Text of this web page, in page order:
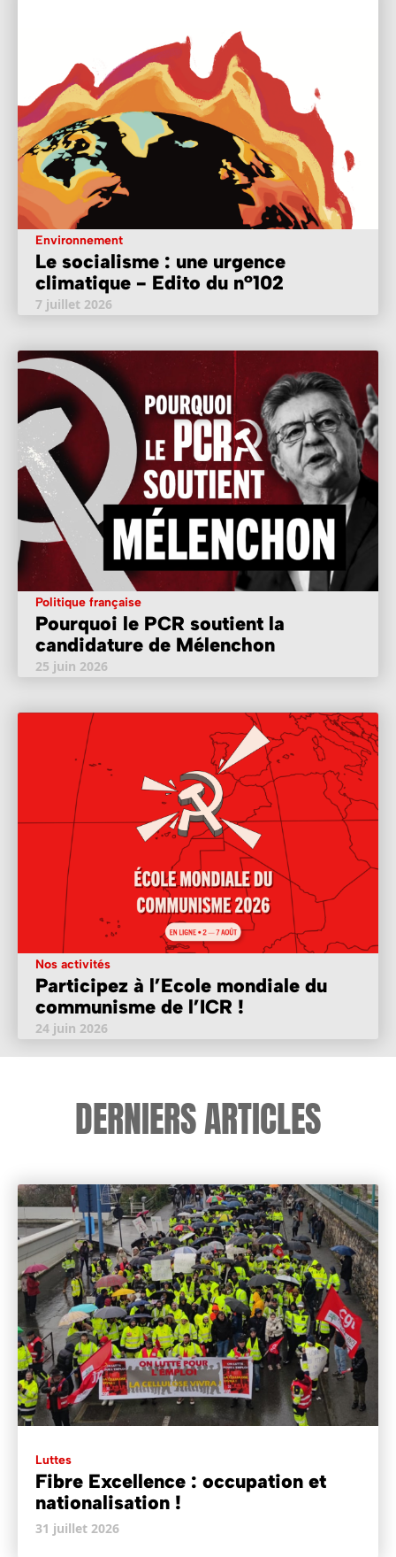
Environnement
Le socialisme : une urgence
climatique - Edito du n°102
7 juillet 2026
Politique française
Pourquoi le PCR soutient la
candidature de Mélenchon
25 juin 2026
Nos activités
Participez à l’Ecole mondiale du
communisme de l’ICR !
24 juin 2026
DERNIERS ARTICLES
Luttes
Fibre Excellence : occupation et
nationalisation !
31 juillet 2026